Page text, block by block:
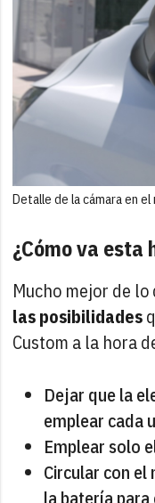
Detalle de la cámara en
¿Cómo va esta
Mucho mejor de
las posibilidades
Custom a la hora
Dejar que la
emplear cada
Emplear solo
Circular con